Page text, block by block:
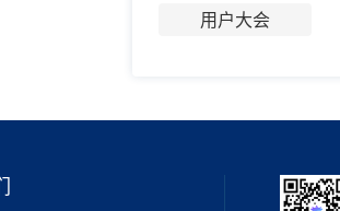
用户大会